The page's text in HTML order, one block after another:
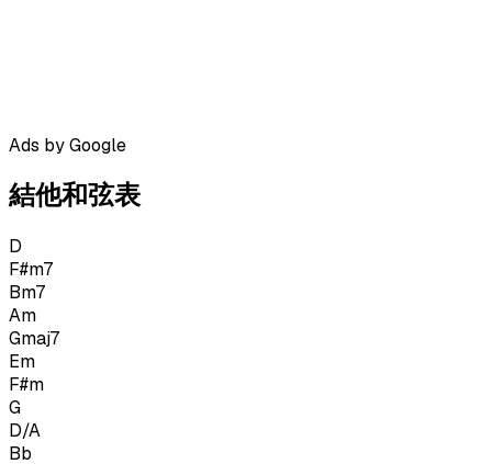
Ads by Google
結他和弦表
D
F#m7
Bm7
Am
Gmaj7
Em
F#m
G
D/A
Bb